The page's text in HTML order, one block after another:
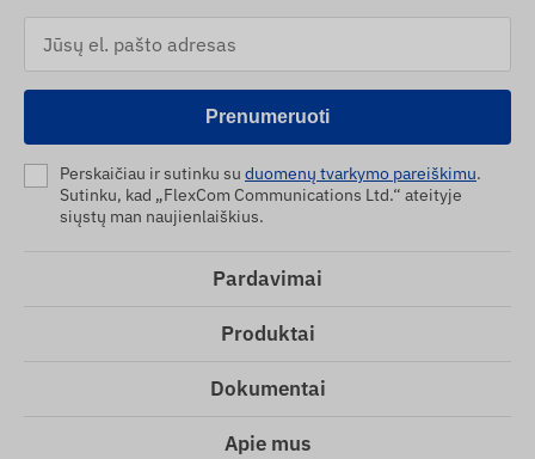
Prenumeruoti
Perskaičiau ir sutinku su duomenų tvarkymo pareiškimu.
Sutinku, kad „FlexCom Communications Ltd.“ ateityje
siųstų man naujienlaiškius.
Pardavimai
Produktai
Dokumentai
Apie mus